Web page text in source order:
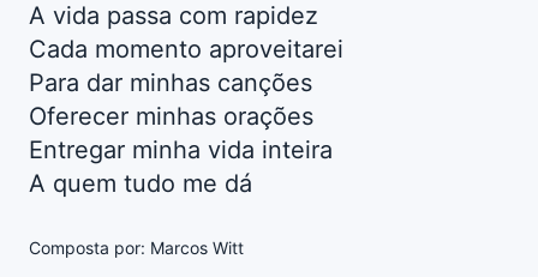
A vida passa com rapidez
Cada momento aproveitarei
Para dar minhas canções
Oferecer minhas orações
Entregar minha vida inteira
A quem tudo me dá
Composta por: Marcos Witt